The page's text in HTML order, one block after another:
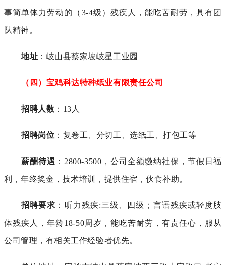
事简单体力劳动的（3-4级）残疾人，能吃苦耐劳，具有团
队精神。
地址 ：岐山县蔡家坡岐星工业园
（四）宝鸡科达特种纸业有限责任公司
招聘人数 ：13人
招聘岗位 ：复卷工、分切工、选纸工、打包工等
薪酬待遇 ：2800-3500，公司全额缴纳社保，节假日福
利，年终奖金，技术培训，提供住宿，伙食补助。
招聘要求 ：听力残疾:三级、四级；言语残疾或轻度肢
体残疾人，年龄18-50周岁，能吃苦耐劳，有责任心，服从
公司管理，有相关工作经验者优先。